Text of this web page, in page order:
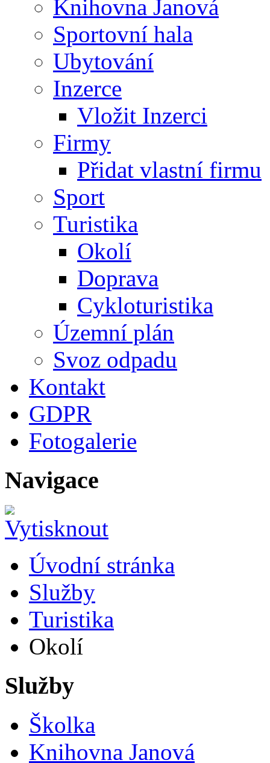
Knihovna Janová
Sportovní hala
Ubytování
Inzerce
Vložit Inzerci
Firmy
Přidat vlastní firmu
Sport
Turistika
Okolí
Doprava
Cykloturistika
Územní plán
Svoz odpadu
Kontakt
GDPR
Fotogalerie
Navigace
Úvodní stránka
Služby
Turistika
Okolí
Služby
Školka
Knihovna Janová